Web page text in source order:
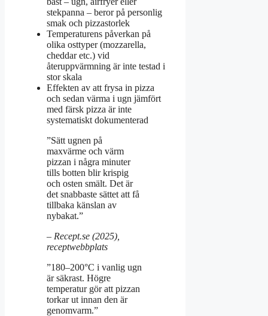
stekpanna – beror på personlig
smak och pizzastorlek
Temperaturens påverkan på
olika osttyper (mozzarella,
cheddar etc.) vid
återuppvärmning är inte testad i
stor skala
Effekten av att frysa in pizza
och sedan värma i ugn jämfört
med färsk pizza är inte
systematiskt dokumenterad
”Sätt ugnen på
maxvärme och värm
pizzan i några minuter
tills botten blir krispig
och osten smält. Det är
det snabbaste sättet att få
tillbaka känslan av
nybakat.”
– Recept.se (2025),
receptwebbplats
”180–200°C i vanlig ugn
är säkrast. Högre
temperatur gör att pizzan
torkar ut innan den är
genomvarm.”